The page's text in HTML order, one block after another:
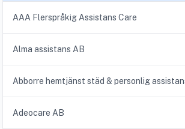
AAA Flerspråkig Assistans Care
Alma assistans AB
Abborre hemtjänst städ & personlig
Adeocare AB